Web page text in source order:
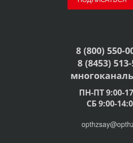
8 (800) 550-
8 (8453)
ПН-ПТ 9:00-
СБ 9:00-